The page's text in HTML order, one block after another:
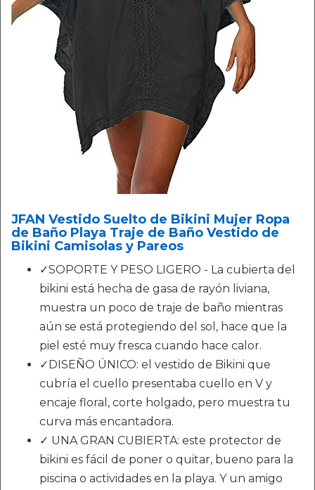
JFAN Vestido Suelto de Bikini Mujer Ropa
de Baño Playa Traje de Baño Vestido de
Bikini Camisolas y Pareos
✓SOPORTE Y PESO LIGERO - La cubierta del
bikini está hecha de gasa de rayón liviana,
muestra un poco de traje de baño mientras
aún se está protegiendo del sol, hace que la
piel esté muy fresca cuando hace calor.
✓DISEÑO ÚNICO: el vestido de Bikini que
cubría el cuello presentaba cuello en V y
encaje floral, corte holgado, pero muestra tu
curva más encantadora.
✓ UNA GRAN CUBIERTA: este protector de
bikini es fácil de poner o quitar, bueno para la
piscina o actividades en la playa. Y un amigo